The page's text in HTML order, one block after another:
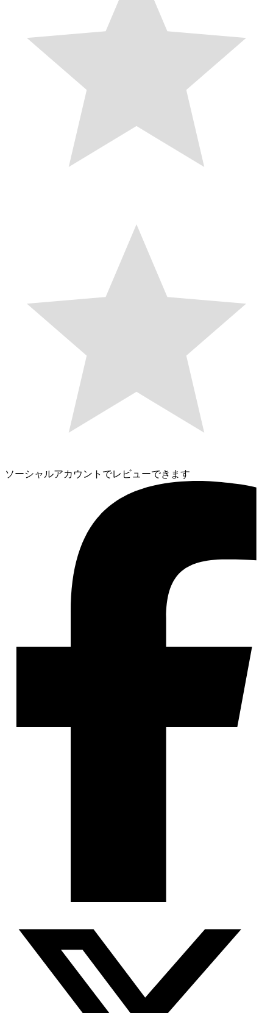
ソーシャルアカウントでレビューできます